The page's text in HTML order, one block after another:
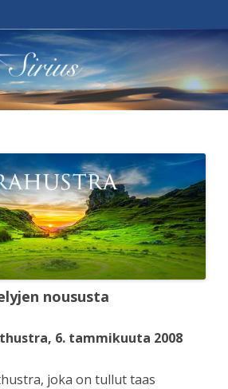
noususta
6. tammikuuta 2008
joka on tullut taas